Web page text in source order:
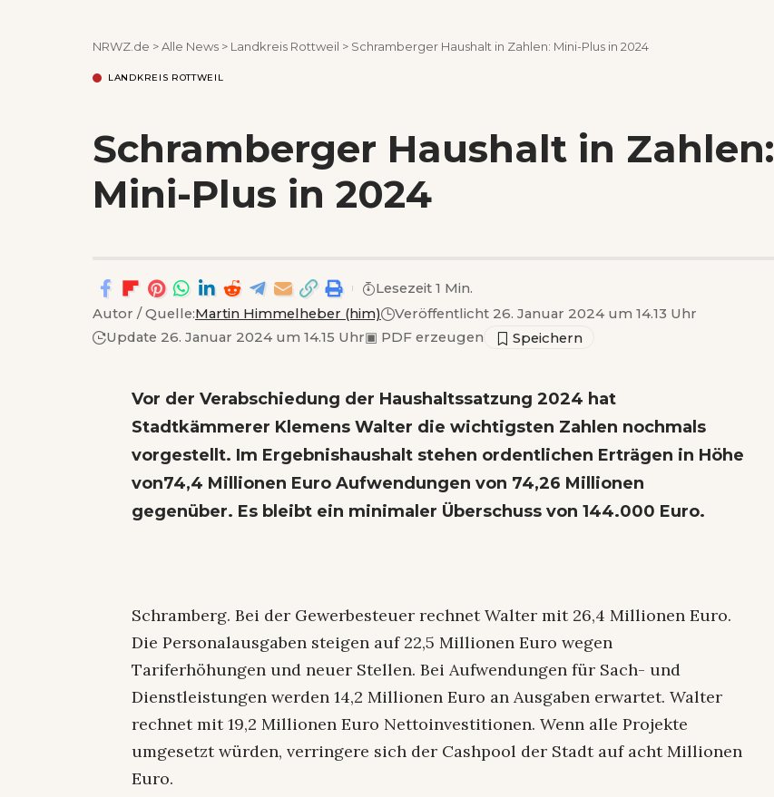
NRWZ.de >Alle News > Landkreis Rottweil > Schramberger Haushalt in Zahlen: Mini-Plus in 2024
LANDKREIS ROTTWEIL
Schramberger Haushalt in Zahlen:
Mini-Plus in 2024
Autor / Quelle:Martin Himmelheber (him)
Veröffentlicht 26. Januar 2024 um 14.13 Uhr
Update 26. Januar 2024 um 14.15 Uhr▣ PDF erzeugen
Lesezeit 1 Min.
Vor derVerabschiedung der Haushaltssatzung 2024 hat
Stadtkämmerer Klemens Walter die wichtigsten Zahlen nochmals
vorgestellt. Im Ergebnishaushalt stehen ordentlichen Erträgen in Höhe
von74,4 Millionen Euro Aufwendungen von 74,26 Millionen
gegenüber. Es bleibt ein minimaler Überschuss von 144.000 Euro.
Schramberg. Bei der Gewerbesteuer rechnet Walter mit 26,4 Millionen Euro.
Die Personalausgaben steigen auf 22,5 Millionen Euro wegen
Tariferhöhungen und neuer Stellen. Bei Aufwendungen für Sach- und
Dienstleistungen werden 14,2 Millionen Euro an Ausgaben erwartet. Walter
rechnet mit 19,2 Millionen Euro Nettoinvestitionen. Wenn alle Projekte
umgesetzt würden, verringere sich der Cashpool der Stadt auf acht Millionen
Euro.